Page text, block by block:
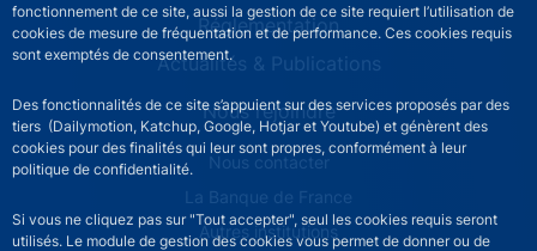
fonctionnement de ce site, aussi la gestion de ce site requiert l’utilisation de
cookies de mesure de fréquentation et de performance. Ces cookies requis
sont exemptés de consentement.
Des fonctionnalités de ce site s’appuient sur des services proposés par des
tiers (Dailymotion, Katchup, Google, Hotjar et Youtube) et génèrent des
cookies pour des finalités qui leur sont propres, conformément à leur
politique de confidentialité.
Si vous ne cliquez pas sur "Tout accepter", seul les cookies requis seront
utilisés. Le module de gestion des cookies vous permet de donner ou de
Réglementation
Actualités & Publications
Nous rejoindre
ACPR footer secondary menu (French)
Nous contacter
La Banque de France
Autres institutions